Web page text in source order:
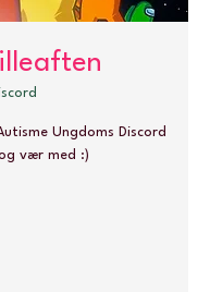
Ungdoms Discord
vær med :)